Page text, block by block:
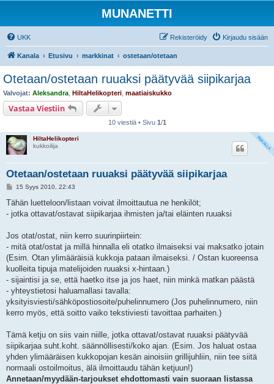
MUNANETTI
UKK Kirjaudu sisään
Rekisteröidy
Kanala Etusivu markkinat ostetaan/otetaan
Otetaan/ostetaan ruuaksi päätyvää siipikarjaa
Valvojat: Aleksandra HiltaHelikopteri maatiaiskukko
Vastaa Viestiin
10 viestiä • Sivu 1/1
HiltaHelikopteri
kukkoilija
Otetaan/ostetaan ruuaksi päätyvää siipikarjaa
V
e
t
15 Syys 2010, 22:43
Tähän luetteloon/listaan voivat ilmoittautua ne henkilöt;
- jotka ottavat/ostavat siipikarjaa ihmisten ja/tai eläinten ruuaksi
Jos otat/ostat, niin kerro suurinpiirtein:
- mitä otat/ostat ja millä hinnalla eli otatko ilmaiseksi vai maksatko jotain
(Esim. Otan ylimääräisiä kukkoja pataan ilmaiseksi. / Ostan kuoreensa
kuolleita tipuja matelijoiden ruuaksi x-hintaan.)
- sijaintisi ja se, että haetko itse ja jos haet, niin minkä matkan päästä
- yhteystietosi haluamallasi tavalla:
yksityisviesti/sähköpostiosoite/puhelinnumero (Jos puhelinnumero, niin
kerro myös, että soitto vaiko tekstiviesti tavoittaa parhaiten.)
Tämä ketju on siis vain niille, jotka ottavat/ostavat ruuaksi päätyvää
siipikarjaa suht.koht. säännöllisesti/koko ajan. (Esim. Jos haluat ostaa
yhden ylimääräisen kukkopojan kesän ainoisiin grillijuhliin, niin tee siitä
normaali ostoilmoitus, älä ilmoittaudu tähän ketjuun!)
Annetaan/myydään-tarjoukset ehdottomasti vain suoraan listassa